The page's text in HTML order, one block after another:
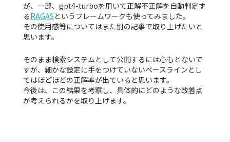
が、一部、gpt4-turboを用いて正解不正解を自動判定す
るRAGASというフレームワークも使ってみました。
その使用感等についてはまた別の記事で取り上げたいと
思います。
そのまま検索システムとして公開するには心もとないで
すが、細かな設定に手をつけていないベースラインとし
てはほどほどの正解率が出ていると思います。
今後は、この結果を考察し、具体的にどのような改善点
が考えられるかを取り上げます。